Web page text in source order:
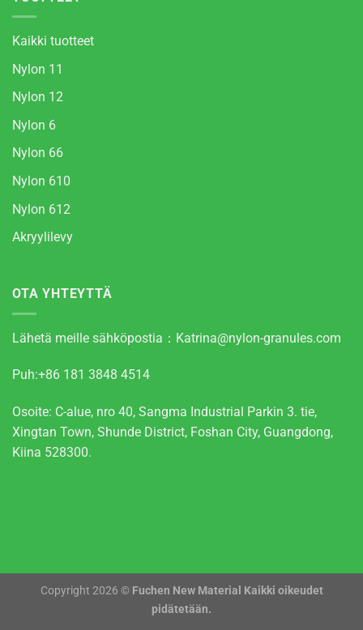
Kaikki tuotteet
Nylon 11
Nylon 12
Nylon 6
Nylon 66
Nylon 610
Nylon 612
Akryylilevy
OTA YHTEYTTÄ
Lähetä meille sähköpostia： Katrina@nylon-granules.com
Puh:+86 181 3848 4514
Osoite: C-alue, nro 40, Sangma Industrial Parkin 3. tie,
Xingtan Town, Shunde District, Foshan City, Guangdong,
Kiina 528300.
Copyright 2026 © Fuchen New Material Kaikki oikeudet
pidätetään.